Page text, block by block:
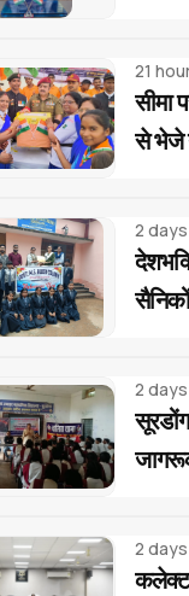
21
सीमा
से भेजे
2
2
2